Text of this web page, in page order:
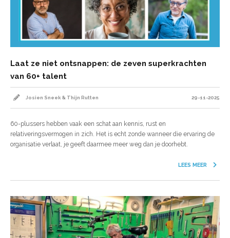
Laat ze niet ontsnappen: de zeven superkrachten
van 60+ talent
Josien Sneek & Thijn Rutten 29-11-2025
60-plussers hebben vaak een schat aan kennis, rust en
relativeringsvermogen in zich. Het is echt zonde wanneer die ervaring de
organisatie verlaat, je geeft daarmee meer weg dan je doorhebt.
LEES MEER